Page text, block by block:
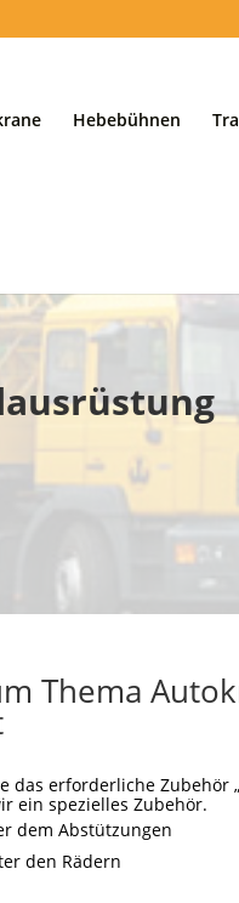
Hebebühnen
Thema
das erforderliche Zubehör
ein spezielles Zubehör.
dem Abstützungen
den Rädern